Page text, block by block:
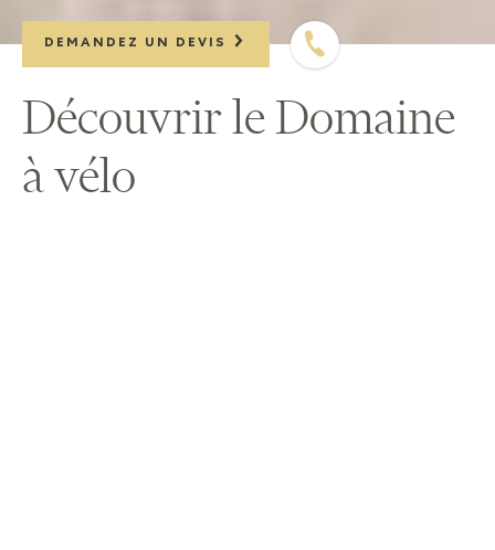
Découvrir le Domaine
à vélo
DEMANDEZ UN DEVIS